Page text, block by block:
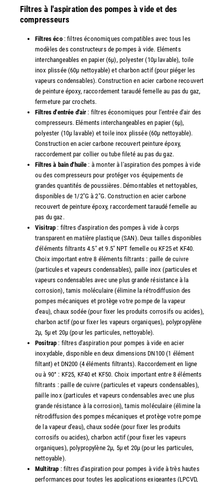
Filtres à l'aspiration des pompes à vide et des
compresseurs
Filtres éco: filtres économiques compatibles avec tous les
modèles des constructeurs de pompes à vide. Eléments
interchangeables en papier (6µ), polyester (10µ lavable), toile
inox plissée (60µ nettoyable) et charbon actif (pour piéger les
vapeurs condensables). Construction en acier carbone recouvert
de peinture époxy, raccordement taraudé femelle au pas du gaz,
fermeture par crochets.
Filtres d'entrée d'air : filtres économiques pour l'entrée d'air des
compresseurs. Eléments interchangeables en papier (6µ),
polyester (10µ lavable) et toile inox plissée (60µ nettoyable).
Construction en acier carbone recouvert peinture époxy,
raccordement par collier ou tube fileté au pas du gaz.
Filtres à bain d'huile : à monter à l'aspiration des pompes à vide
ou des compresseurs pour protéger vos équipements de
grandes quantités de poussières. Démontables et nettoyables,
disponibles de 1/2"G à 2"G. Construction en acier carbone
recouvert de peinture époxy, raccordement taraudé femelle au
pas du gaz.
Visitrap : filtres d'aspiration des pompes à vide à corps
transparent en matière plastique (SAN). Deux tailles disponibles
d'éléments filtrants 4.5" et 9.5" NPT femelle ou KF25 et KF40.
Choix important entre 8 éléments filtrants : paille de cuivre
(particules et vapeurs condensables), paille inox (particules et
vapeurs condensables avec une plus grande résistance à la
corrosion), tamis moléculaire (élimine la rétrodiffusion des
pompes mécaniques et protège votre pompe de la vapeur
d'eau), chaux sodée (pour fixer les produits corrosifs ou acides),
charbon actif (pour fixer les vapeurs organiques), polypropylène
2µ, 5µ et 20µ (pour les particules, nettoyable).
Positrap : filtres d'aspiration pour pompes à vide en acier
inoxydable, disponible en deux dimensions DN100 (1 élément
filtant) et DN200 (4 éléments filtrants). Raccordement en ligne
ou à 90° : KF25, KF40 et KF50. Choix important entre 8 éléments
filtrants : paille de cuivre (particules et vapeurs condensables),
paille inox (particules et vapeurs condensables avec une plus
grande résistance à la corrosion), tamis moléculaire (élimine la
rétrodiffusion des pompes mécaniques et protège votre pompe
de la vapeur d'eau), chaux sodée (pour fixer les produits
corrosifs ou acides), charbon actif (pour fixer les vapeurs
organiques), polypropylène 2µ, 5µ et 20µ (pour les particules,
nettoyable).
Multitrap : filtres d'aspiration pour pompes à vide à très hautes
performances pour toutes les applications exigeantes (LPCVD,